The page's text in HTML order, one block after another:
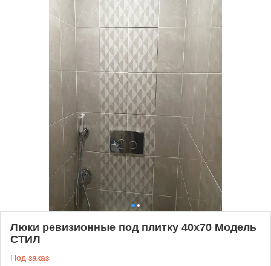
Люки ревизионные под плитку 40х70 Модель
СТИЛ
Под заказ